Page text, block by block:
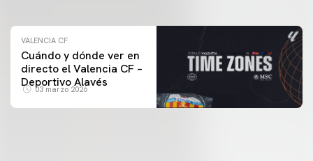
VALENCIA CF
Cuándo y dónde ver en
directo el Valencia CF –
Deportivo Alavés
03 marzo 2026